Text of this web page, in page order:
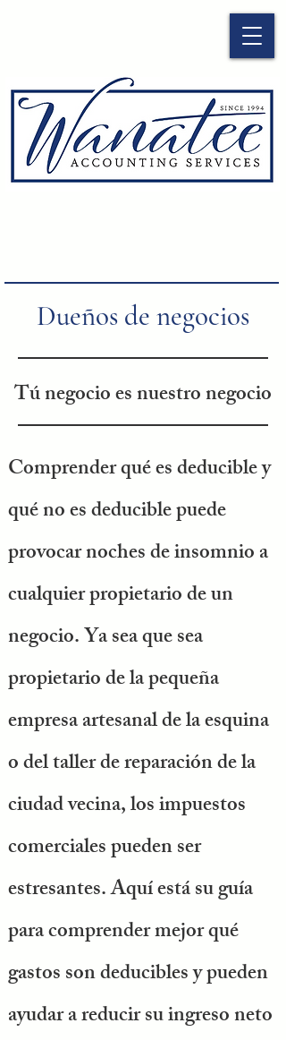
Dueños de negocios
Tú negocio es nuestro negocio
Comprender qué es deducible y
qué no es deducible puede
provocar noches de insomnio a
cualquier propietario de un
negocio. Ya sea que sea
propietario de la pequeña
empresa artesanal de la esquina
o del taller de reparación de la
ciudad vecina, los impuestos
comerciales pueden ser
estresantes. Aquí está su guía
para comprender mejor qué
gastos son deducibles y pueden
ayudar a reducir su ingreso neto